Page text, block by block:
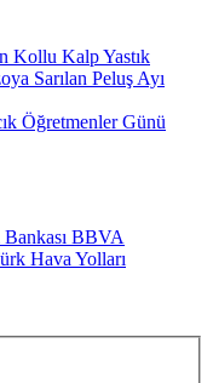
Kollu Kalp Yastık
Sarılan Peluş Ayı
Öğretmenler Günü